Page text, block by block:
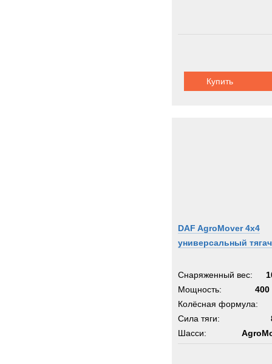
Купить
DAF AgroMover 4x4
универсальный тягач
Снаряженный вес:
Мощность:
400
Колёсная формула:
Сила тяги:
Шасси: